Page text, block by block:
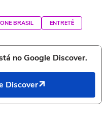
BRASIL ENTRETÊ
no Google Discover.
Discover